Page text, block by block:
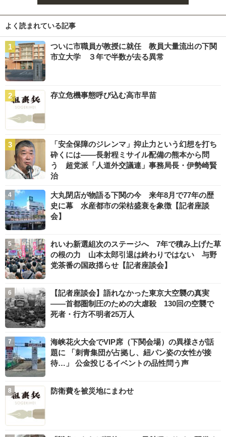
よく読まれている記事
ついに市職員が教授に就任 教員大量流出の下関
市立大学 ３年で半数が去る異常
存立危機事態呼び込む高市早苗
「安全保障のジレンマ」抑止力という幻想を打ち
砕くには――長射程ミサイル配備の熊本から問
う 超党派「人道外交議連」事務局長・伊勢崎賢
治
大丸閉店が物語る下関の今 来年8月で77年の歴
史に幕 水産都市の栄枯盛衰を象徴【記者座談
会】
れいわ新選組次のステージへ 7年で積み上げた草
の根の力 山本太郎引退は終わりではない 与野
党茶番の国政揺らせ【記者座談会】
【記者座談会】語れなかった東京大空襲の真実
――首都圏制圧のための大虐殺 130回の空襲で
死者・行方不明者25万人
海峡花火大会でVIP席（下関会場）の異様さが話
題に 「刺青集団が占拠し、紐パン姿の女性が接
待…」 公金投じるイベントの品性問う声
防衛費を被災地にまわせ